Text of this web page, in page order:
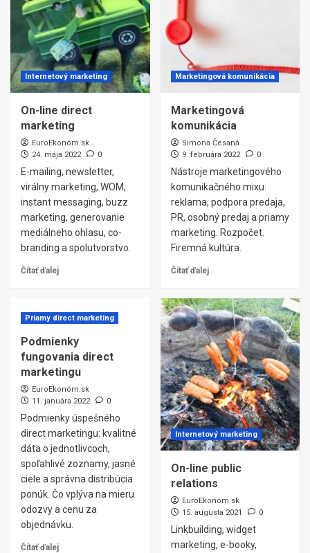
Internetový marketing
On-line direct
marketing
EuroEkonóm.sk
24. mája 2022
0
E-mailing, newsletter,
virálny marketing, WOM,
instant messaging, buzz
marketing, generovanie
mediálneho ohlasu, co-
branding a spolutvorstvo.
Čítať ďalej
Marketingová komunikácia
Marketingová
komunikácia
Simona Česaná
9. februára 2022
0
Nástroje marketingového
komunikačného mixu:
reklama, podpora predaja,
PR, osobný predaj a priamy
marketing. Rozpočet.
Firemná kultúra.
Čítať ďalej
Priamy direct marketing
Podmienky
fungovania direct
marketingu
EuroEkonóm.sk
11. januára 2022
0
Podmienky úspešného
direct marketingu: kvalitné
dáta o jednotlivcoch,
spoľahlivé zoznamy, jasné
ciele a správna distribúcia
ponúk. Čo vplýva na mieru
odozvy a cenu za
objednávku.
Čítať ďalej
Internetový marketing
On-line public
relations
EuroEkonóm.sk
15. augusta 2021
0
Linkbuilding, widget
marketing, e-booky,